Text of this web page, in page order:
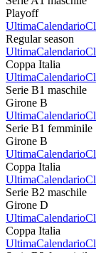
Playoff
UltimaCalendario
Regular season
UltimaCalendario
Coppa Italia
UltimaCalendario
Serie B1 maschile
Girone B
UltimaCalendario
Serie B1 femminile
Girone B
UltimaCalendario
Coppa Italia
UltimaCalendario
Serie B2 maschile
Girone D
UltimaCalendario
Coppa Italia
UltimaCalendario